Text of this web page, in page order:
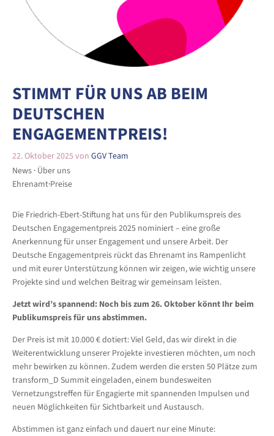
STIMMT FÜR UNS AB BEIM
DEUTSCHEN
ENGAGEMENTPREIS!
22. Oktober 2025von GGV Team
News · Über uns
Ehrenamt·Preise
Die Friedrich-Ebert-Stiftung hat uns für den Publikumspreis des
Deutschen Engagementpreis 2025 nominiert – eine große
Anerkennung für unser Engagement und unsere Arbeit. Der
Deutsche Engagementpreis rückt das Ehrenamt ins Rampenlicht
und mit eurer Unterstützung können wir zeigen, wie wichtig unsere
Projekte sind und welchen Beitrag wir gemeinsam leisten.
Jetzt wird’s spannend: Noch bis zum 26. Oktober könnt Ihr beim
Publikumspreis für uns abstimmen.
Der Preis ist mit 10.000 € dotiert: Viel Geld, das wir direkt in die
Weiterentwicklung unserer Projekte investieren möchten, um noch
mehr bewirken zu können. Zudem werden die ersten 50 Plätze zum
transform_D Summit eingeladen, einem bundesweiten
Vernetzungstreffen für Engagierte mit spannenden Impulsen und
neuen Möglichkeiten für Sichtbarkeit und Austausch.
Abstimmen ist ganz einfach und dauert nur eine Minute: